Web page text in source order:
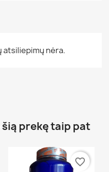
atsiliepimų nėra.
prekę taip pat
favorite_border